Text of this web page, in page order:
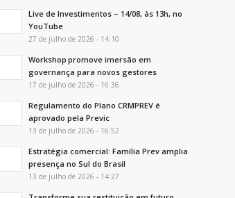
Live de Investimentos – 14/08, às 13h, no
YouTube
27 de julho de 2026 - 14:10
Workshop promove imersão em
governança para novos gestores
17 de julho de 2026 - 16:36
Regulamento do Plano CRMPREV é
aprovado pela Previc
13 de julho de 2026 - 16:52
Estratégia comercial: Família Prev amplia
presença no Sul do Brasil
13 de julho de 2026 - 14:27